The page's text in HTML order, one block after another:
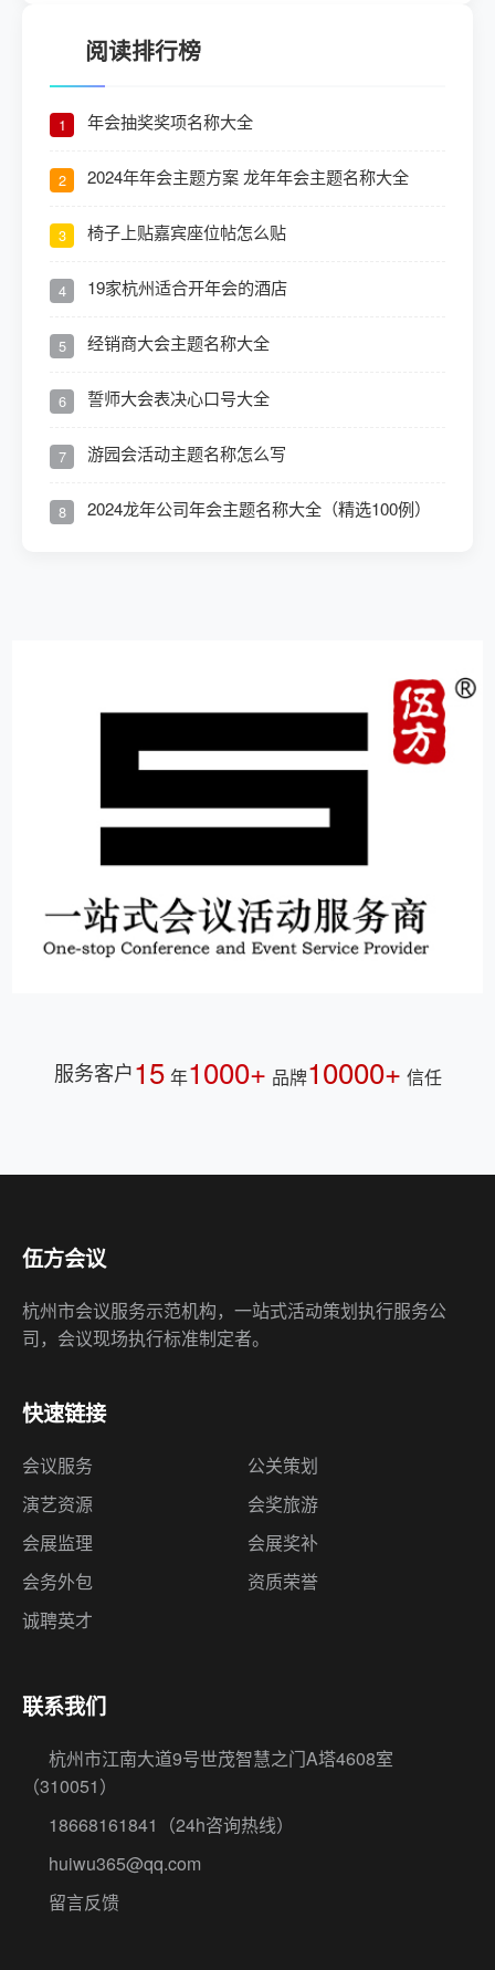
阅读排行榜
1 年会抽奖奖项名称大全
2 2024年年会主题方案 龙年年会主题名称大全
3 椅子上贴嘉宾座位帖怎么贴
4 19家杭州适合开年会的酒店
5 经销商大会主题名称大全
6 誓师大会表决心口号大全
7 游园会活动主题名称怎么写
8 2024龙年公司年会主题名称大全（精选100例）
服务客户15 年1000+ 品牌10000+ 信任
伍方会议
杭州市会议服务示范机构，一站式活动策划执行服务公
司，会议现场执行标准制定者。
快速链接
会议服务
公关策划
演艺资源
会奖旅游
会展监理
会展奖补
会务外包
资质荣誉
诚聘英才
联系我们
杭州市江南大道9号世茂智慧之门A塔4608室
（310051）
18668161841
（24h咨询热线）
huiwu365@qq.com
留言反馈